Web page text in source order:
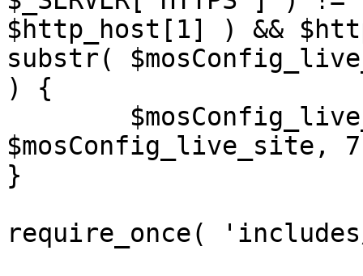
$http_host[1] ) &&
substr(
) {
$mosConfig_live_site,
}
require_once(